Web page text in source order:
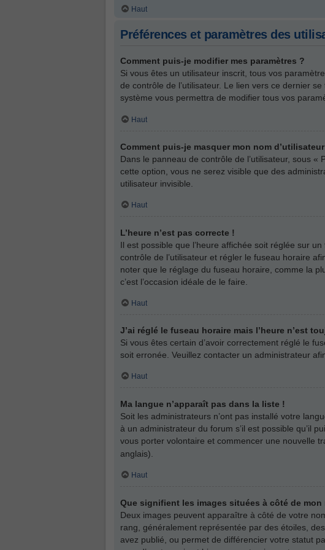
Haut
Préférences et paramètres des
Comment puis-je modifier mes paramètres ?
Si vous êtes un utilisateur inscrit, tous vos
de contrôle de l’utilisateur. Le lien vers ce dernier
système vous permettra de modifier tous vos
Haut
Comment puis-je masquer mon nom
Dans le panneau de contrôle de l’utilisateur, sous
cette option, vous ne serez visible que des
utilisateur invisible.
Haut
L’heure n’est pas correcte !
Il est possible que l’heure affichée soit réglée sur
contrôle de l’utilisateur et régler le fuseau horaire
noter que le réglage du fuseau horaire, comme la
c’est l’occasion idéale de le faire.
Haut
J’ai réglé le fuseau horaire mais l’heure n’est
Si vous êtes certain d’avoir correctement réglé le
soit erronée. Veuillez contacter un administrateur
Haut
Ma langue n’apparaît pas dans la liste !
Soit les administrateurs n’ont pas installé votre
à un administrateur du forum s’il est possible qu’il
vous porter volontaire et commencer une nouvelle
anglais).
Haut
Que signifient les images situées à côté de mon
Deux images peuvent apparaître à côté de votre
rang, généralement représentée par des étoiles,
avez publié, ou permet de différencier votre statut